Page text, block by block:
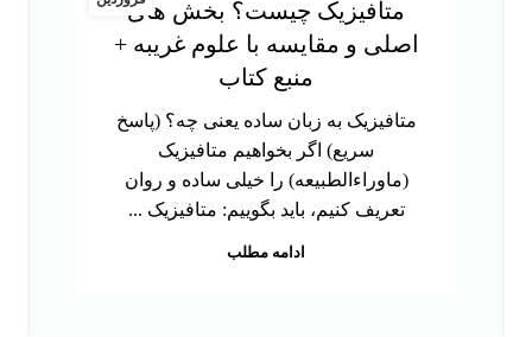
متافیزیک چیست؟ بخش های
اصلی و مقایسه با علوم غریبه +
منبع کتاب
متافیزیک به زبان ساده یعنی چه؟ (پاسخ
سریع) اگر بخواهیم متافیزیک
(ماوراءالطبیعه) را خیلی ساده و روان
تعریف کنیم، باید بگوییم: متافیزیک ...
ادامه مطلب